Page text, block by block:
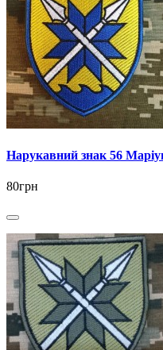
Нарукавний знак 56
80грн